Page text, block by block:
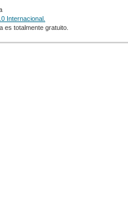
Internacional.
es totalmente gratuito.